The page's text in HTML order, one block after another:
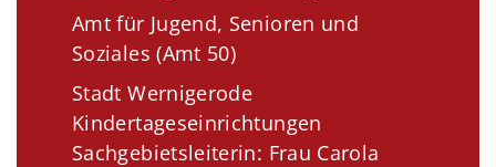
Amt für Jugend, Senioren und
Soziales (Amt 50)
Stadt Wernigerode
Kindertageseinrichtungen
Sachgebietsleiterin: Frau Carola